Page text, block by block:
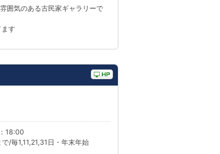
囲気のある古民家ギャラリーで
す
18:00
/毎1,11,21,31日・年末年始